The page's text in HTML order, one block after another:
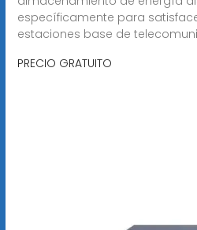
específicamente para
estaciones base de
PRECIO GRATUITO